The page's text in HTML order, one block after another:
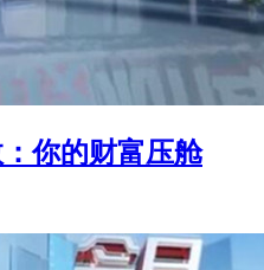
你的财富压舱